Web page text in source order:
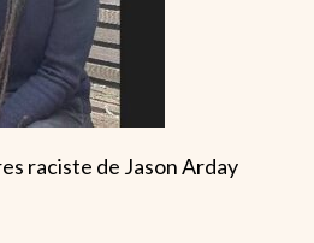
raciste de Jason Arday